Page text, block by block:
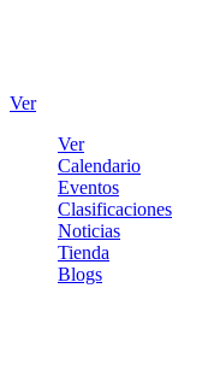
Ver
Ver
Calendario
Eventos
Clasificaciones
Noticias
Tienda
Blogs